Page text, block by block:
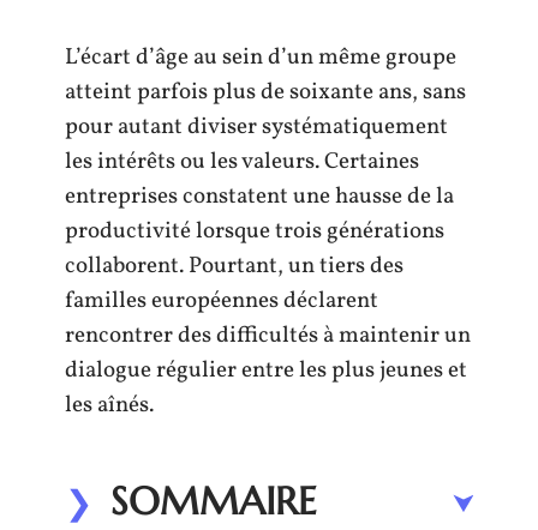
L’écart d’âge au sein d’un même groupe
atteint parfois plus de soixante ans, sans
pour autant diviser systématiquement
les intérêts ou les valeurs. Certaines
entreprises constatent une hausse de la
productivité lorsque trois générations
collaborent. Pourtant, un tiers des
familles européennes déclarent
rencontrer des difficultés à maintenir un
dialogue régulier entre les plus jeunes et
les aînés.
SOMMAIRE